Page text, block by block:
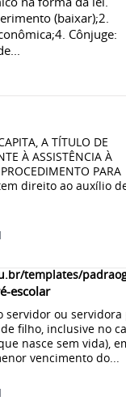
(baixar);2.
Cônjuge:
templates/
A TÍTULO DE
À ASSISTÊNCIA À
PARA
direito ao auxílio
escolar
servidor ou servidora
filho, inclusive no
nasce sem vida),
vencimento do...